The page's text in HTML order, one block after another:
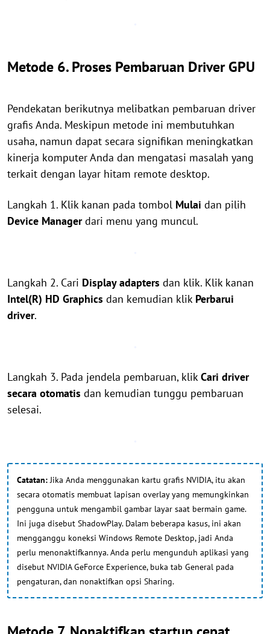
Metode 6. Proses Pembaruan Driver GPU
Pendekatan berikutnya melibatkan pembaruan driver
grafis Anda. Meskipun metode ini membutuhkan
usaha, namun dapat secara signifikan meningkatkan
kinerja komputer Anda dan mengatasi masalah yang
terkait dengan layar hitam remote desktop.
Langkah 1. Klik kanan pada tombol Mulai dan pilih
Device Managerdari menu yang muncul.
Langkah 2. Cari Display adapters dan klik. Klik kanan
Intel(R) HD Graphics dan kemudian klik Perbarui
driver.
Langkah 3. Pada jendela pembaruan, klikCari driver
secara otomatis dan kemudian tunggu pembaruan
selesai.
Catatan:Jika Anda menggunakan kartu grafis NVIDIA, itu akan
secara otomatis membuat lapisan overlay yang memungkinkan
pengguna untuk mengambil gambar layar saat bermain game.
Ini juga disebut ShadowPlay. Dalam beberapa kasus, ini akan
mengganggu koneksi Windows Remote Desktop, jadi Anda
perlu menonaktifkannya. Anda perlu mengunduh aplikasi yang
disebut NVIDIA GeForce Experience, buka tab General pada
pengaturan, dan nonaktifkan opsi Sharing.